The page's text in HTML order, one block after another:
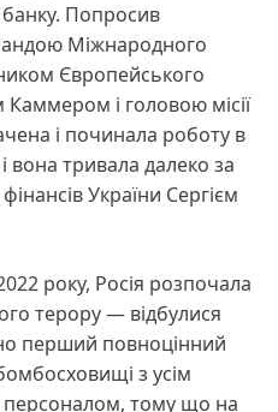
Попросив
Міжнародного
Європейського
і головою місії
і починала роботу в
вона тривала далеко за
України Сергієм
року, Росія розпочала
терору — відбулися
перший повноцінний
з усім
персоналом, тому що на